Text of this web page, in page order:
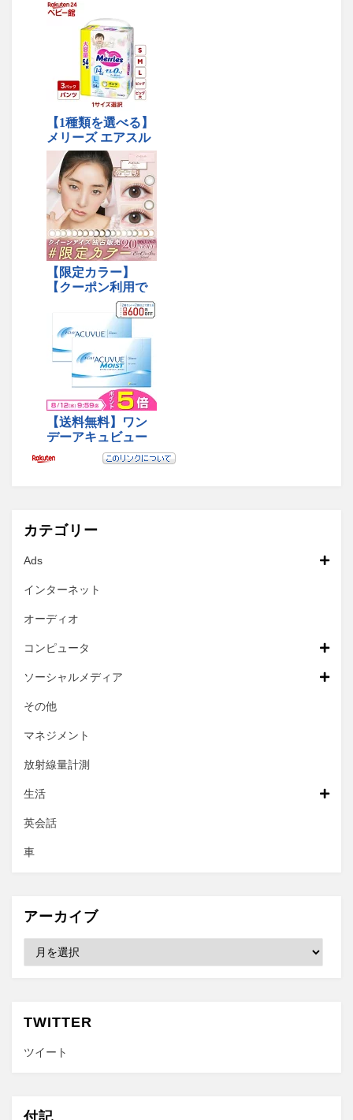
カテゴリー
Ads
インターネット
オーディオ
コンピュータ
ソーシャルメディア
その他
マネジメント
放射線量計測
生活
英会話
車
アーカイブ
ブ
TWITTER
ツイート
付記